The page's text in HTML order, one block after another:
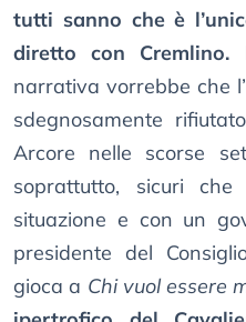
tutti sanno che è
diretto con Cremlino.
narrativa vorrebbe che
sdegnosamente
Arcore nelle scorse
soprattutto, sicuri
situazione e con un
presidente del
gioca a Chi vuol essere